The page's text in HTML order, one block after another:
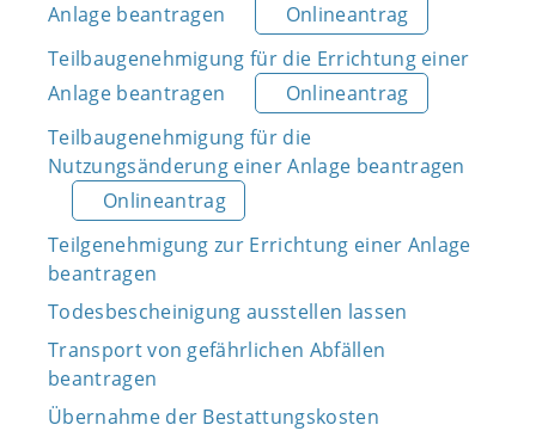
Anlage beantragen
Onlineantrag
Teilbaugenehmigung für die Errichtung einer
Anlage beantragen
Onlineantrag
Teilbaugenehmigung für die
Nutzungsänderung einer Anlage beantragen
Onlineantrag
Teilgenehmigung zur Errichtung einer Anlage
beantragen
Todesbescheinigung ausstellen lassen
Transport von gefährlichen Abfällen
beantragen
Übernahme der Bestattungskosten